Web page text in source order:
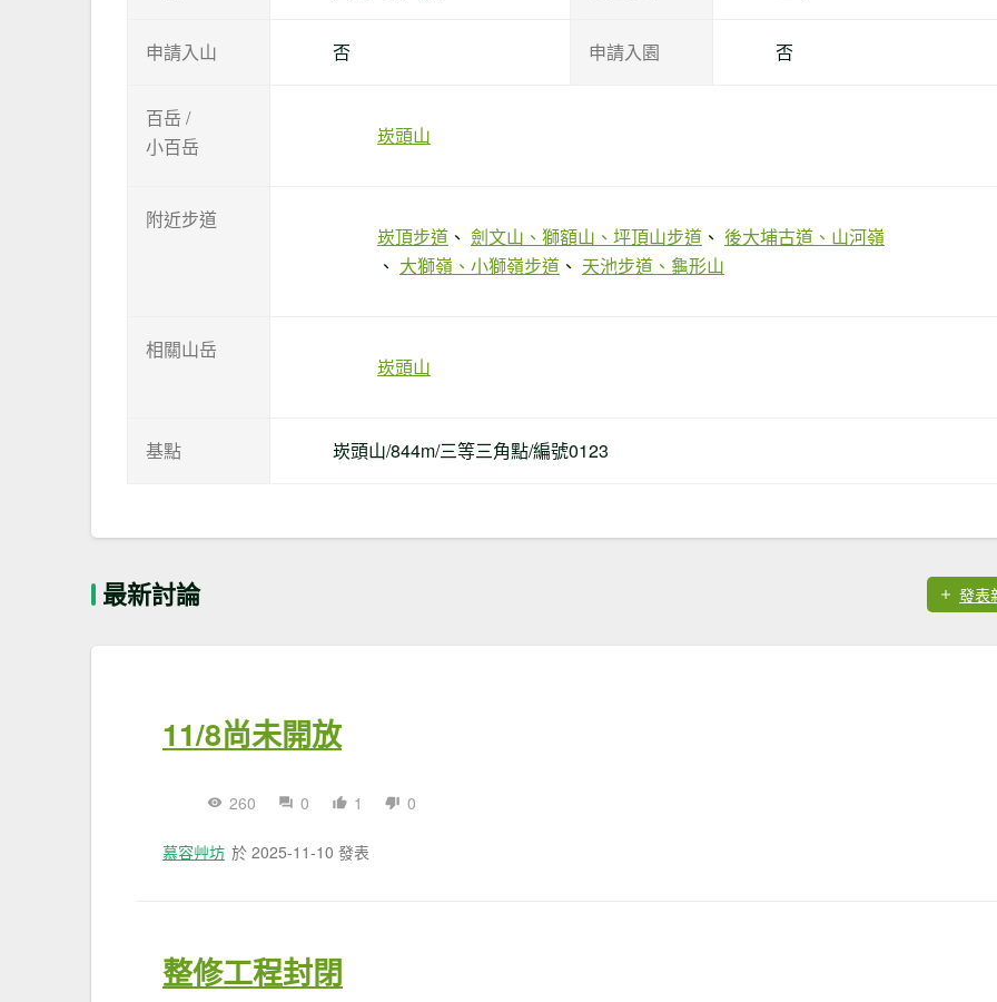
申請入山 否 申請入園 否
百岳 /
小百岳
崁頭山
附近步道
崁頂步道 劍文山、獅額山、坪頂山步道
後大埔古道、山河嶺
大獅嶺、小獅嶺步道
天池步道、龜形山
相關山岳
崁頭山
基點 崁頭山/844m/三等三角點/編號0123
最新討論 發表
11/8尚未開放
260 0 1 0
慕容艸坊 於 2025-11-10 發表
整修工程封閉